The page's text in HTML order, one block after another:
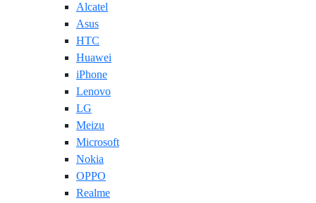
Alcatel
Asus
HTC
Huawei
iPhone
Lenovo
LG
Meizu
Microsoft
Nokia
OPPO
Realme